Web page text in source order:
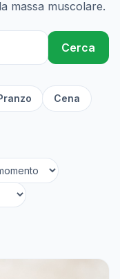
massa muscolare.
Cerca
Cena